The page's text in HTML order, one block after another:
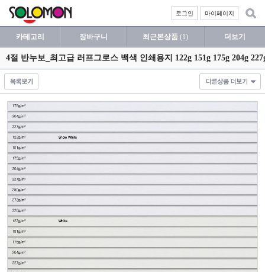
마이페이지
로그인
카테고리 장바구니 최근본상품 (1) 더보기
4절 반누보_최고급 러프그로스 백색 인쇄용지 122g 151g 175g 204g